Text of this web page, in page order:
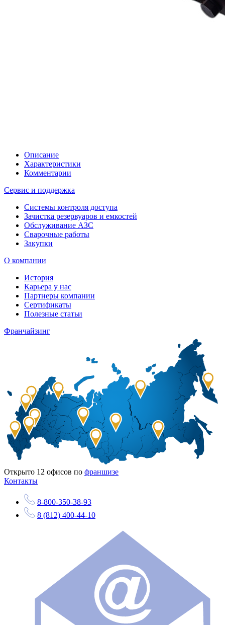
Описание
Характеристики
Комментарии
Сервис и поддержка
Системы контроля доступа
Зачистка резервуаров и емкостей
Обслуживание АЗС
Сварочные работы
Закупки
О компании
История
Карьера у нас
Партнеры компании
Сертификаты
Полезные статьи
Франчайзинг
Открыто 12 офисов по франшизе
Контакты
8-800-350-38-93
8 (812) 400-44-10